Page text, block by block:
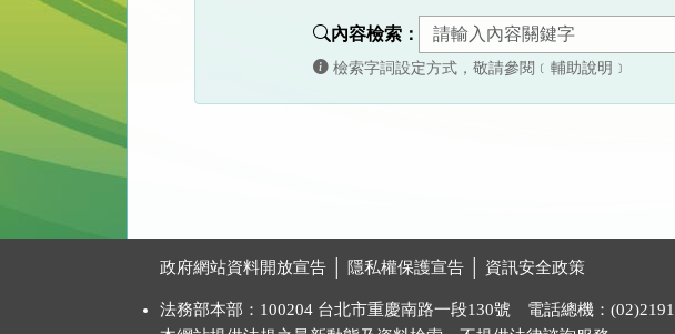
內容檢索：
檢索字詞設定方式，敬請參閱﹝輔助說明﹞
政府網站資料開放宣告 隱私權保護宣告 資訊安全政策
法務部本部：100204 台北市重慶南路一段130號 電話總機：